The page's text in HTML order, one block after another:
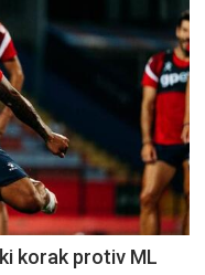
korak protiv ML